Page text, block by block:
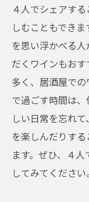
４人でシェアす
しむこともでき
を思い浮かべる
だくワインもお
多く、居酒屋で
で過ごす時間は
しい日常を忘れ
を楽しんだりす
ます。ぜひ、４
してみてください。